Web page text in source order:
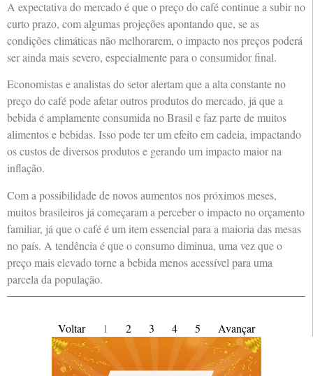
A expectativa do mercado é que o preço do café continue a subir no
curto prazo, com algumas projeções apontando que, se as
condições climáticas não melhorarem, o impacto nos preços poderá
ser ainda mais severo, especialmente para o consumidor final.
Economistas e analistas do setor alertam que a alta constante no
preço do café pode afetar outros produtos do mercado, já que a
bebida é amplamente consumida no Brasil e faz parte de muitos
alimentos e bebidas. Isso pode ter um efeito em cadeia, impactando
os custos de diversos produtos e gerando um impacto maior na
inflação.
Com a possibilidade de novos aumentos nos próximos meses,
muitos brasileiros já começaram a perceber o impacto no orçamento
familiar, já que o café é um item essencial para a maioria das mesas
no país. A tendência é que o consumo diminua, uma vez que o
preço mais elevado torne a bebida menos acessível para uma
parcela da população.
Voltar 1 2 3 4 5 Avançar